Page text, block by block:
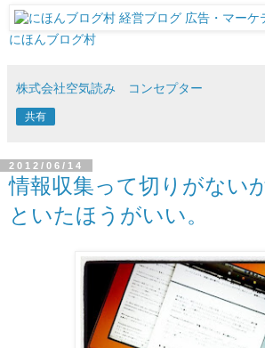
にほんブログ村
株式会社空気読み コンセプター
共有
2012/06/14
情報収集って切りがない
といたほうがいい。